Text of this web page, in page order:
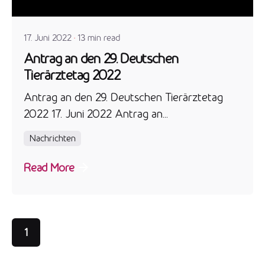
17. Juni 2022 13 min read
Antrag an den 29. Deutschen
Tierärztetag 2022
Antrag an den 29. Deutschen Tierärztetag
2022 17. Juni 2022 Antrag an...
Nachrichten
Read More
1